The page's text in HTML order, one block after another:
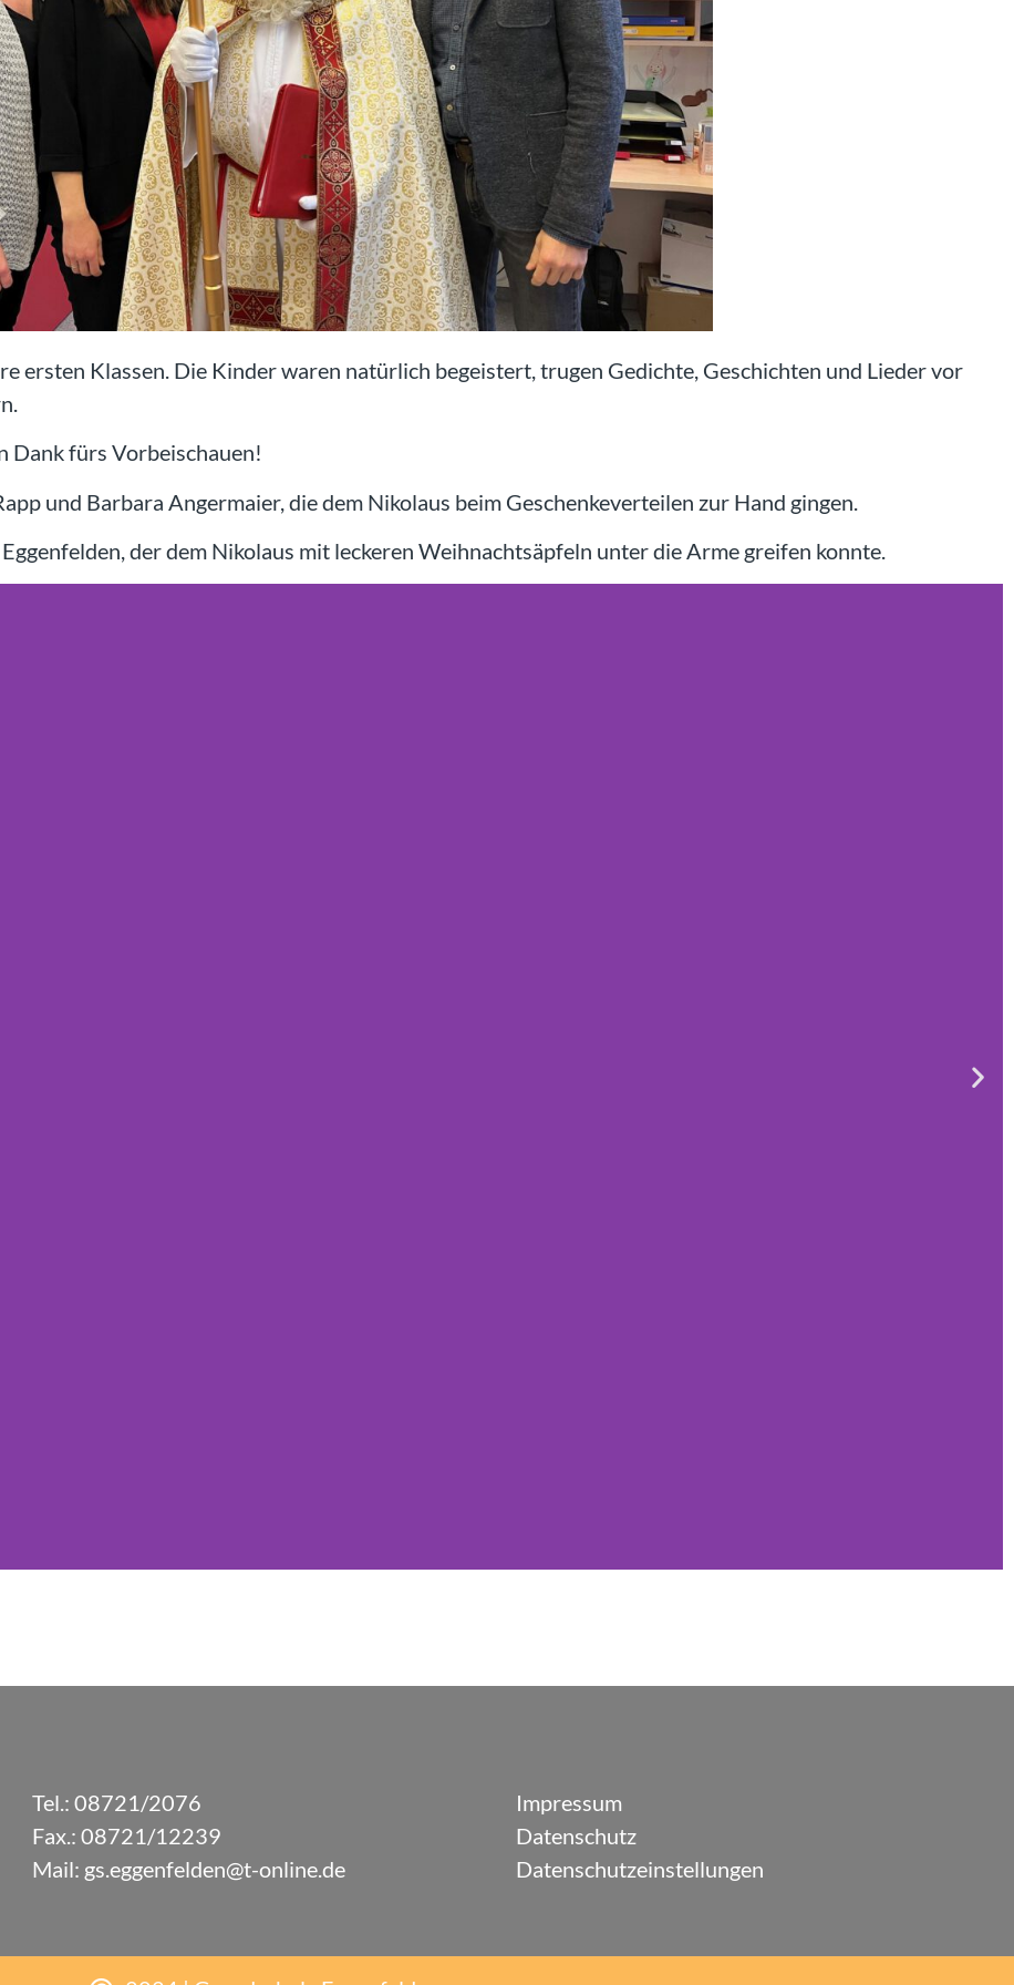
ersten Klassen. Die Kinder waren natürlich begeistert, trugen Gedichte, Geschichten und Lieder vor
Dank fürs Vorbeischauen!
und Barbara Angermaier, die dem Nikolaus beim Geschenkeverteilen zur Hand gingen.
der dem Nikolaus mit leckeren Weihnachtsäpfeln unter die Arme greifen konnte.
Tel.: 08721/2076
Fax.: 08721/12239
Mail: gs.eggenfelden@t-online.de
Impressum
Datenschutz
Datenschutzeinstellungen